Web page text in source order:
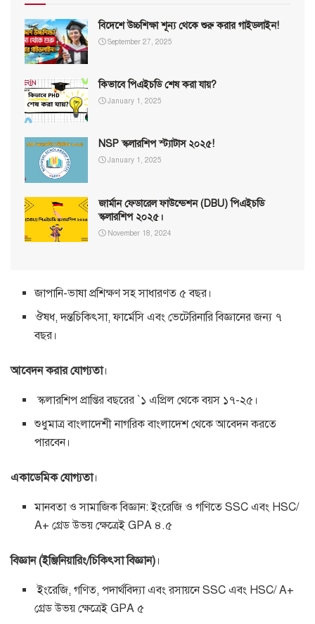
বিদেশে উচ্চশিক্ষা শূন্য থেকে শুরু করার গাইডলাইন!
September 27, 2025
কিভাবে পিএইচডি শেষ করা যায়?
January 1, 2025
NSP স্কলারশিপ স্ট্যাটাস ২০২৫!
January 1, 2025
জার্মান ফেডারেল ফাউন্ডেশন (DBU) পিএইচডি
স্কলারশিপ ২০২৫।
November 18, 2024
জাপানি-ভাষা প্রশিক্ষণ সহ সাধারণত ৫ বছর।
ঔষধ, দন্তচিকিৎসা, ফার্মেসি এবং ভেটেরিনারি বিজ্ঞানের জন্য ৭
বছর।
আবেদন করার যোগ্যতা।
স্কলারশিপ প্রাপ্তির বছরের `১ এপ্রিল থেকে বয়স ১৭-২৫।
শুধুমাত্র বাংলাদেশী নাগরিক বাংলাদেশ থেকে আবেদন করতে
পারবেন।
একাডেমিক যোগ্যতা।
মানবতা ও সামাজিক বিজ্ঞান: ইংরেজি ও গণিতে SSC এবং HSC/
A+ গ্রেড উভয় ক্ষেত্রেই GPA ৪.৫
বিজ্ঞান (ইঞ্জিনিয়ারিং/চিকিৎসা বিজ্ঞান) ।
ইংরেজি, গণিত, পদার্থবিদ্যা এবং রসায়নে SSC এবং HSC/ A+
গ্রেড উভয় ক্ষেত্রেই GPA ৫